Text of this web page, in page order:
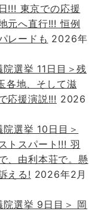
!!! 東京での応援
元へ直行!!! 恒例
レードも 2026年
選挙 11日目＞残
各地、そして滋
応援演説!!! 2026
選挙 10日目＞
トスパート!!! 羽
、由利本荘で。懸
える! 2026年2月
院選挙 9日目＞ 岡